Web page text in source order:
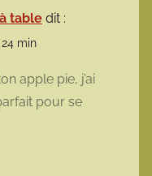
table dit :
min
apple pie, j’ai
pour se